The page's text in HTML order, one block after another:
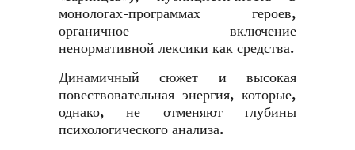
монологах-программах героев,
органичное включение
ненормативной лексики как средства.
Динамичный сюжет и высокая
повествовательная энергия, которые,
однако, не отменяют глубины
психологического анализа.